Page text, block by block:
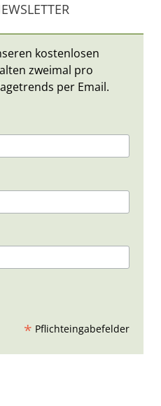
kostenlosen
zweimal pro
per Email.
* Pflichteingabefelder